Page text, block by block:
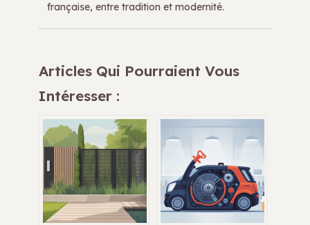
française, entre tradition et modernité.
Articles Qui Pourraient Vous
Intéresser :